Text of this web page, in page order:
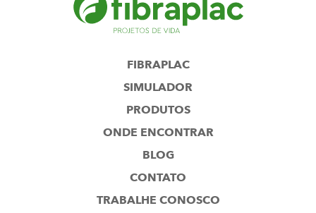
FIBRAPLAC
SIMULADOR
PRODUTOS
ONDE ENCONTRAR
BLOG
CONTATO
TRABALHE CONOSCO